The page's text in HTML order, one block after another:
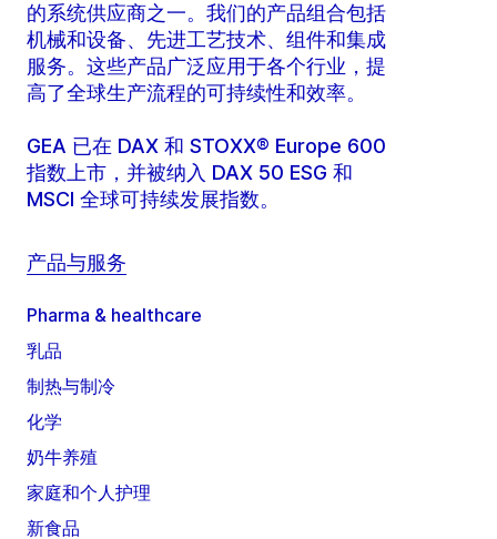
的系统供应商之一。我们的产品组合包括
机械和设备、先进工艺技术、组件和集成
服务。这些产品广泛应用于各个行业，提
高了全球生产流程的可持续性和效率。
GEA 已在 DAX 和 STOXX® Europe 600
指数上市，并被纳入 DAX 50 ESG 和
MSCI 全球可持续发展指数。
产品与服务
Pharma & healthcare
乳品
制热与制冷
化学
奶牛养殖
家庭和个人护理
新食品